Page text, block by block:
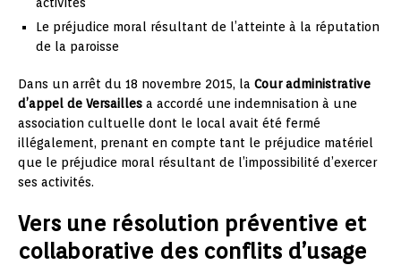
Le préjudice moral résultant de l’atteinte à la réputation
de la paroisse
Dans un arrêt du 18 novembre 2015, la Cour administrative
d’appel de Versailles a accordé une indemnisation à une
association cultuelle dont le local avait été fermé
illégalement, prenant en compte tant le préjudice matériel
que le préjudice moral résultant de l’impossibilité d’exercer
ses activités.
Vers une résolution préventive et
collaborative des conflits d’usage